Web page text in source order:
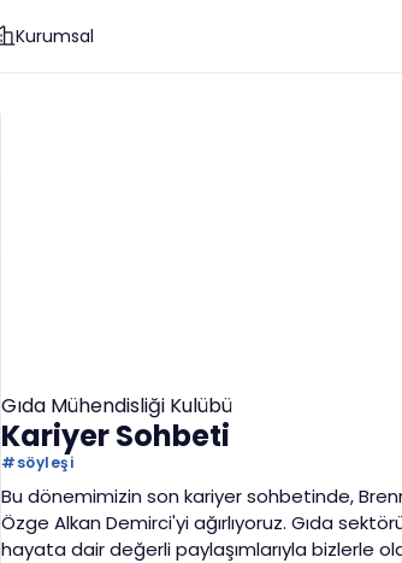
Kurumsal
Gıda Mühendisliği Kulübü
Kariyer Sohbeti
#söyleşi
Bu dönemimizin son kariyer sohbetinde,
Özge Alkan Demirci'yi ağırlıyoruz. Gıda
hayata dair değerli paylaşımlarıyla bizlerle